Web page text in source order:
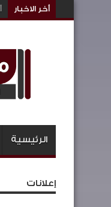
أخر الاخبار
الرئيسية
إعلانات